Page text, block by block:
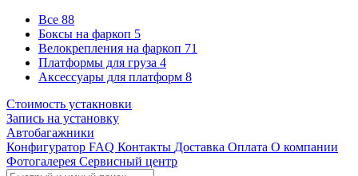
Все 88
Боксы на фаркоп 5
Велокрепления на фаркоп 71
Платформы для груза 4
Аксессуары для платформ 8
Стоимость устакновки
Запись на установку
Автобагажники
Конфигуратор FAQ Контакты Доставка Оплата О компании
Фотогалерея Сервисный центр